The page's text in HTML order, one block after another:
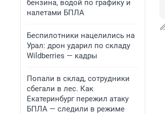
бензина, водой по графику и
налетами БПЛА
Беспилотники нацелились на
Урал: дрон ударил по складу
Wildberries — кадры
Попали в склад, сотрудники
сбегали в лес. Как
Екатеринбург пережил атаку
БПЛА — следили в режиме